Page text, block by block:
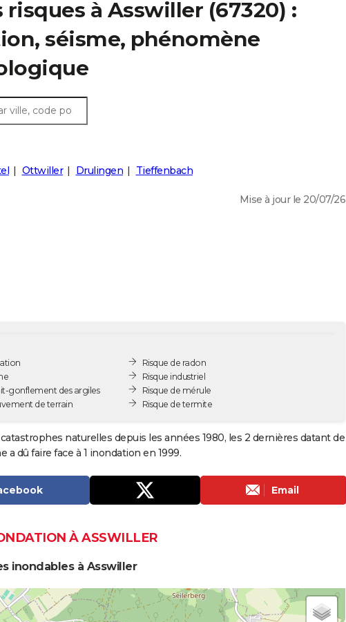
risques à Asswiller (67320) :
séisme, phénomène
Ottwiller Drulingen Tieffenbach
Mise à jour le 20/07/26
gonflement des argiles
de terrain
Risque de radon
Risque industriel
Risque de mérule
Risque de termite
naturelles depuis les années 1980, les 2 dernières datant de
a dû faire face à 1 inondation en 1999.
Email
À ASSWILLER
inondables à Asswiller